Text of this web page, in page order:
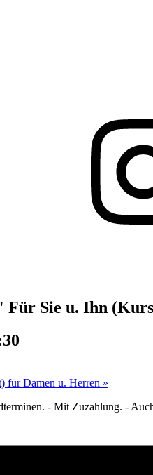
Sie u. Ihn
für Damen u. Herren »
- Mit Zuzahlung. -